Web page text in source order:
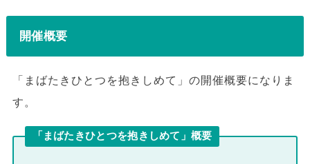
開催概要
「まばたきひとつを抱きしめて」の開催概要になりま
す。
「まばたきひとつを抱きしめて」概要